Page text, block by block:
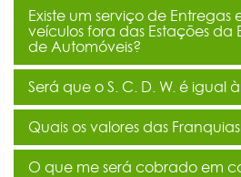
Existe um serviço de Entregas
veículos fora das Estações da
de Automóveis?
Será que o S. C. D. W. é igual
Quais os valores das
O que me será cobrado em